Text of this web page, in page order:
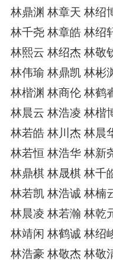
林鼎渊 林章天 林绍
林千尧 林章皓 林绍
林熙云 林绍杰 林敬
林伟瑜 林鼎凯 林彬
林楷渊 林商伦 林鹤
林晨云 林浩凌 林楷
林若皓 林川杰 林晨
林若恒 林浩华 林新
林鼎棋 林晟棋 林千
林若凯 林浩诚 林楠
林晨凌 林若瀚 林乾
林靖闲 林鹤诚 林绍
林浩豪 林敬杰 林敬